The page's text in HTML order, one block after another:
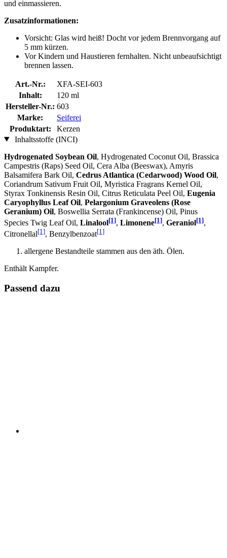
und einmassieren.
Zusatzinformationen:
Vorsicht: Glas wird heiß! Docht vor jedem Brennvorgang auf
5 mm kürzen.
Vor Kindern und Haustieren fernhalten. Nicht unbeaufsichtigt
brennen lassen.
Art.-Nr.:
XFA-SEI-603
Inhalt:
120 ml
Hersteller-Nr.: 603
Marke:
Seiferei
Produktart:
Kerzen
Inhaltsstoffe (INCI)
Hydrogenated Soybean Oil, Hydrogenated Coconut Oil, Brassica
Campestris (Raps) Seed Oil, Cera Alba (Beeswax), Amyris
Balsamifera Bark Oil, Cedrus Atlantica (Cedarwood) Wood Oil,
Coriandrum Sativum Fruit Oil, Myristica Fragrans Kernel Oil,
Styrax Tonkinensis Resin Oil, Citrus Reticulata Peel Oil, Eugenia
Caryophyllus Leaf Oil, Pelargonium Graveolens (Rose
Geranium) Oil, Boswellia Serrata (Frankincense) Oil, Pinus
Species Twig Leaf Oil, Linalool[1], Limonene[1], Geraniol[1],
Citronellal[1], Benzylbenzoat[1]
allergene Bestandteile stammen aus den äth. Ölen.
Enthält Kampfer.
Passend dazu